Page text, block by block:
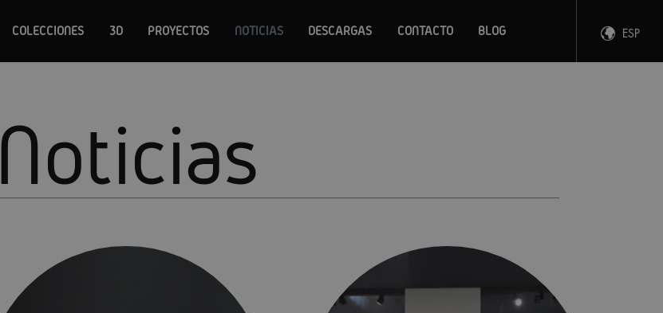
COLECCIONES 3D PROYECTOS NOTICIAS DESCARGAS CONTACTO BLOG ESP
ENG
Noticias